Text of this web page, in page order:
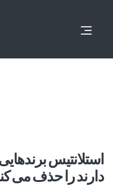
استلانتیس
دارند را حذف می